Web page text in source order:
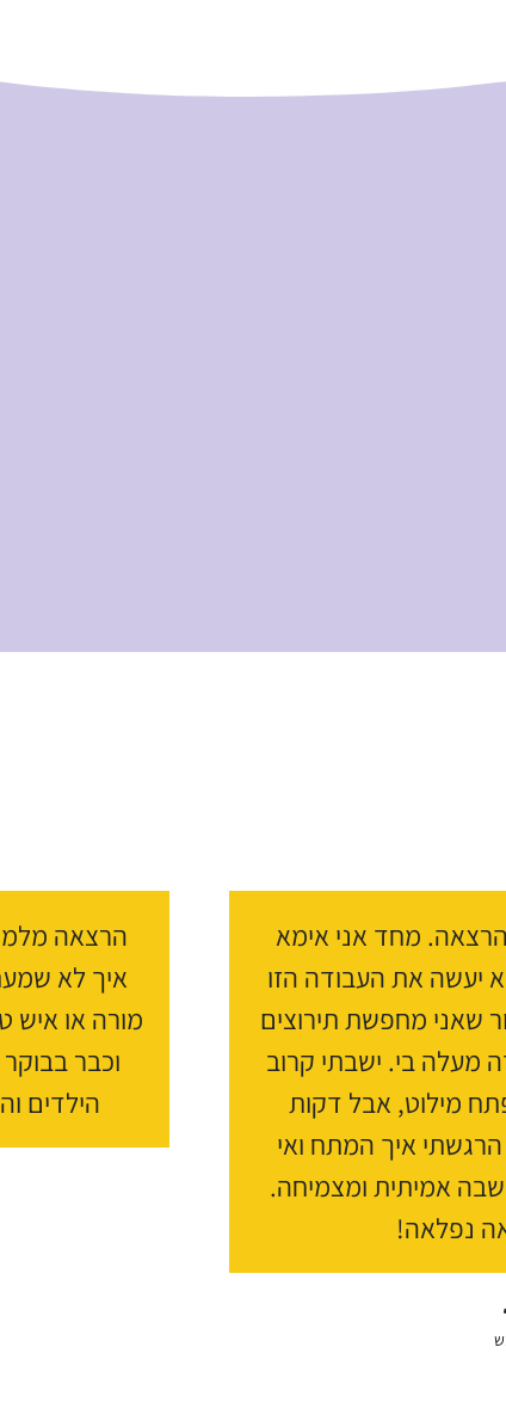
מחד אני אימא
יעשה את העבודה הזו
שאני מחפשת תירוצים
מעלה בי. ישבתי קרוב
מילוט, אבל דקות
איך המתח ואי
אמיתית ומצמיחה.
נפלאה!
הרצאה
איך לא
מורה או איש
וכבר
הילדים